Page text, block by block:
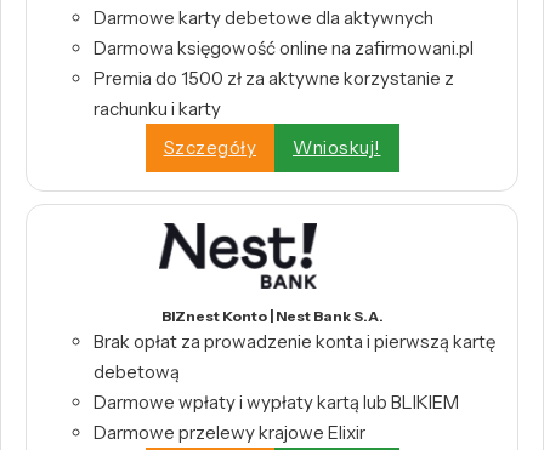
Darmowe karty debetowe dla aktywnych
Darmowa księgowość online na zafirmowani.pl
Premia do 1500 zł za aktywne korzystanie z
rachunku i karty
Szczegóły
Wnioskuj!
BIZnest Konto | Nest Bank S.A.
Brak opłat za prowadzenie konta i pierwszą kartę
debetową
Darmowe wpłaty i wypłaty kartą lub BLIKIEM
Darmowe przelewy krajowe Elixir